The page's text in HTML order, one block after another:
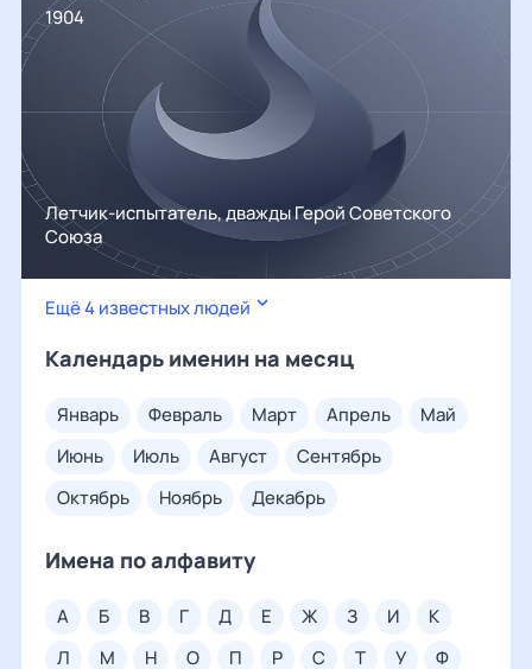
1904
Летчик-испытатель, дважды Герой Советского
Союза
Ещё 4 известных людей
Календарь именин на месяц
январь февраль март апрель
май
июнь
июль август
сентябрь
октябрь
ноябрь декабрь
Имена по алфавиту
а б в г д е ж з и
к
л
м н о п р с т у ф